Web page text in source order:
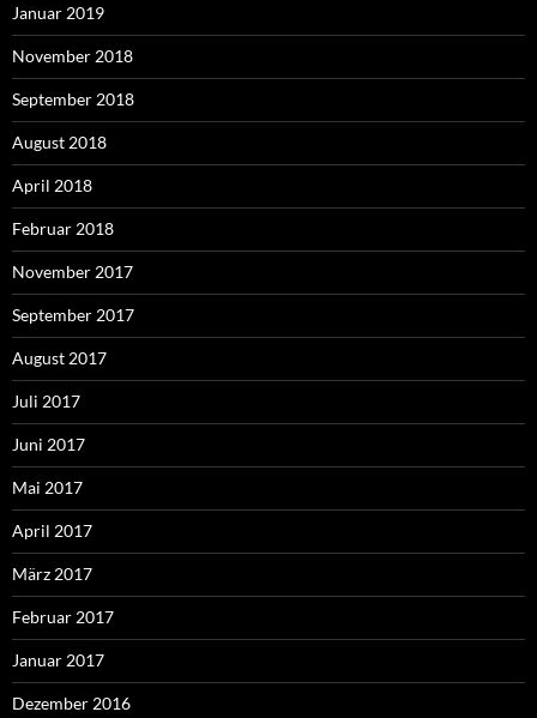
Januar 2019
November 2018
September 2018
August 2018
April 2018
Februar 2018
November 2017
September 2017
August 2017
Juli 2017
Juni 2017
Mai 2017
April 2017
März 2017
Februar 2017
Januar 2017
Dezember 2016